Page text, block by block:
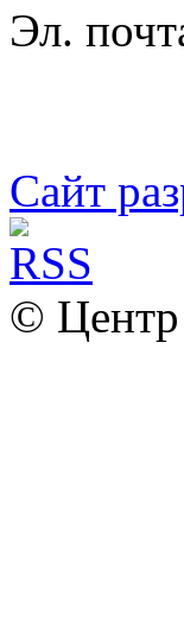
Эл.
Сайт
© Центр